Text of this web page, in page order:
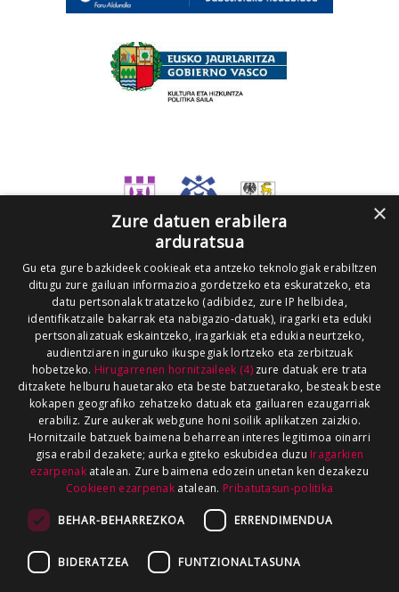
×
Zure datuen erabilera
arduratsua
Gu eta gure bazkideek cookieak eta antzeko teknologiak erabiltzen
ditugu zure gailuan informazioa gordetzeko eta eskuratzeko, eta
datu pertsonalak tratatzeko (adibidez, zure IP helbidea,
identifikatzaile bakarrak eta nabigazio-datuak), iragarki eta eduki
pertsonalizatuak eskaintzeko, iragarkiak eta edukia neurtzeko,
audientziaren inguruko ikuspegiak lortzeko eta zerbitzuak
hobetzeko. Hirugarrenen hornitzaileek (4)zure datuak ere trata
ditzakete helburu hauetarako eta beste batzuetarako, besteak beste
kokapen geografiko zehatzeko datuak eta gailuaren ezaugarriak
erabiliz. Zure aukerak webgune honi soilik aplikatzen zaizkio.
Hornitzaile batzuek baimena beharrean interes legitimoa oinarri
gisa erabil dezakete; aurka egiteko eskubidea duzu Iragarkien
ezarpenakatalean. Zure baimena edozein unetan ken dezakezu
Cookieen ezarpenak atalean. Pribatutasun-politika
BEHAR-BEHARREZKOA ERRENDIMENDUA
BIDERATZEA FUNTZIONALTASUNA